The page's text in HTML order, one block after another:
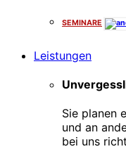
SEMINARE
Leistungen
Sie planen
und an
bei uns